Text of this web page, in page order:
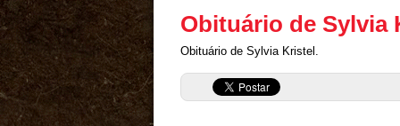
Obituário de Sylvia
Obituário de Sylvia Kristel.